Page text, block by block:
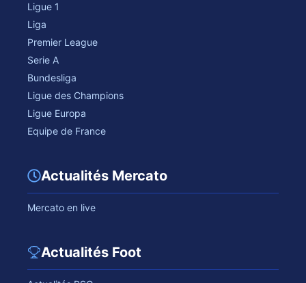
Ligue 1
Liga
Premier League
Serie A
Bundesliga
Ligue des Champions
Ligue Europa
Equipe de France
Actualités Mercato
Mercato en live
Actualités Foot